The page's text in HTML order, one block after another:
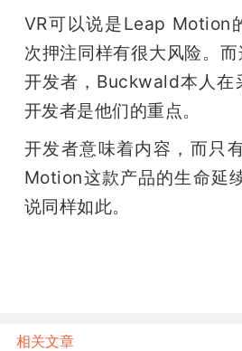
VR可以说是Leap Motion
次押注同样有很大风险。
开发者，Buckwald本人在
开发者是他们的重点。
开发者意味着内容，而只
Motion这款产品的生命延
说同样如此。
相关文章